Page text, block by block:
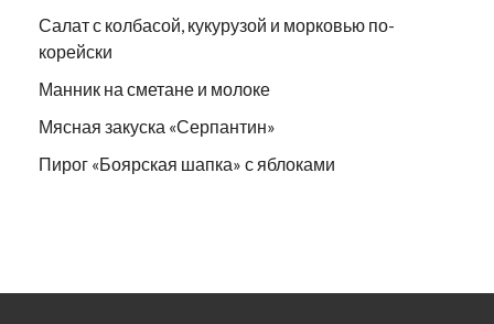
Салат с колбасой, кукурузой и морковью по-
корейски
Манник на сметане и молоке
Мясная закуска «Серпантин»
Пирог «Боярская шапка» с яблоками